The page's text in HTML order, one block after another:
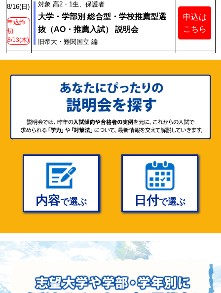
8/16(日)
申込締
切
8/13(木)
対象 高2・1生、保護者
大学・学部別 総合型・学校推薦型選
抜（AO・推薦入試） 説明会
旧帝大・難関国立 編
申込は
こちら
8/16(日)
申込締
対象 高2生、保護者
学校推薦型選抜 （AO・推薦入試）説
申込締
切
対象 中学生、保護者
実は今こそ中学生の親子にお伝えした
い最新大学入試説明会
申込は
こちら
対象 高１生、保護者
高1生のための今から始める 総合型・
学校推薦型選抜（AO・推薦入試）説
明会
内容で選ぶ 日付で選ぶ